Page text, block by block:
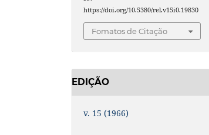
https://doi.org/10.5380/rel.v15i0.19830
Fomatos de Citação
EDIÇÃO
v. 15 (1966)